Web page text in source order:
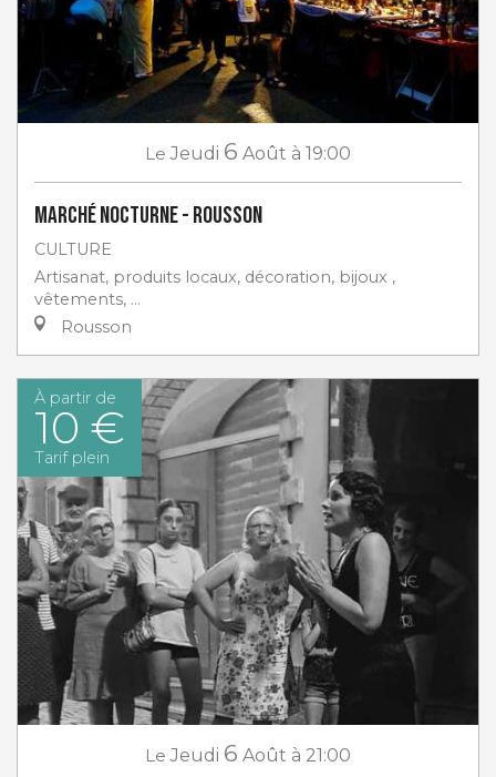
Le Jeudi 6 Août à 19:00
Marché nocturne - Rousson
CULTURE
Artisanat, produits locaux, décoration, bijoux ,
vêtements, …
Rousson
À partir de
10 €
Tarif plein
Le Jeudi 6 Août à 21:00